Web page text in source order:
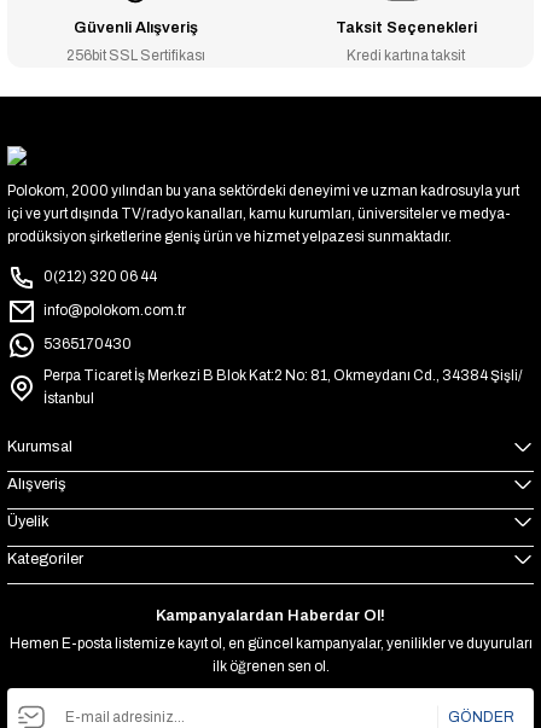
Güvenli Alışveriş
256bit SSL Sertifikası
Taksit Seçenekleri
Kredi kartına taksit
Polokom, 2000 yılından bu yana sektördeki deneyimi ve uzman kadrosuyla yurt
içi ve yurt dışında TV/radyo kanalları, kamu kurumları, üniversiteler ve medya-
prodüksiyon şirketlerine geniş ürün ve hizmet yelpazesi sunmaktadır.
0(212) 320 06 44
info@polokom.com.tr
5365170430
Perpa Ticaret İş Merkezi B Blok Kat:2 No: 81, Okmeydanı Cd., 34384 Şişli/
İstanbul
Kurumsal
Alışveriş
Üyelik
Kategoriler
Kampanyalardan Haberdar Ol!
Hemen E-posta listemize kayıt ol, en güncel kampanyalar, yenilikler ve duyuruları
ilk öğrenen sen ol.
GÖNDER